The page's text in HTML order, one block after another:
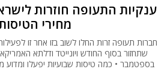
ענקיות התעופה חוזרות
מחירי
חברות תעופה זרות החלו לשוב בזו אחר זו
בספטמבר • כמה טיסות שבועיות יפעלו ומדוע